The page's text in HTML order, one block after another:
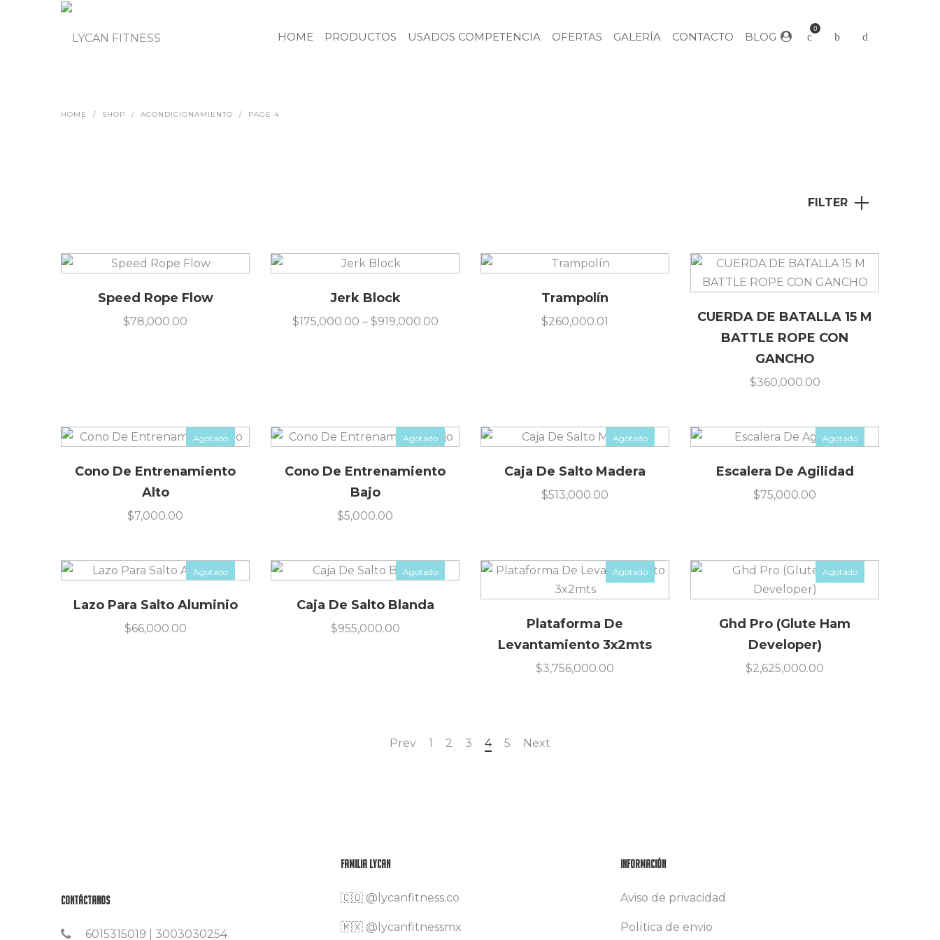
0
HOME PRODUCTOS USADOS COMPETENCIA OFERTAS GALERÍA CONTACTO BLOG
HOME / SHOP / ACONDICIONAMIENTO / PAGE 4
FILTER
Speed Rope Flow
$78,000.00
Jerk Block
$175,000.00 – $919,000.00
Trampolín
$260,000.01
CUERDA DE BATALLA 15 M
BATTLE ROPE CON
GANCHO
$360,000.00
Agotado
Cono De Entrenamiento
Alto
$7,000.00
Agotado
Cono De Entrenamiento
Bajo
$5,000.00
Agotado
Caja De Salto Madera
$513,000.00
Agotado
Escalera De Agilidad
$75,000.00
Agotado
Lazo Para Salto Aluminio
$66,000.00
Agotado
Caja De Salto Blanda
$955,000.00
Agotado
Plataforma De
Levantamiento 3x2mts
$3,756,000.00
Agotado
Ghd Pro (Glute Ham
Developer)
$2,625,000.00
Prev 1 2 3 4 5 Next
Contáctanos
6015315019 | 3003030254
Familia Lycan
🇨🇴 @lycanfitness.co
🇲🇽 @lycanfitnessmx
Información
Aviso de privacidad
Política de envio